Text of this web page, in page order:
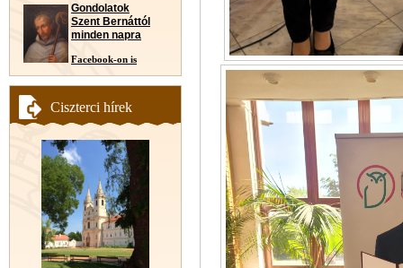
Gondolatok
Szent Bernáttól
minden napra
Facebook-on is
Ciszterci hírek